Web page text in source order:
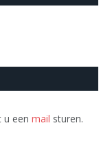
u een mail sturen.